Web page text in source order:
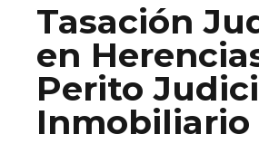
Tasación
en
Perito
Inmobiliario